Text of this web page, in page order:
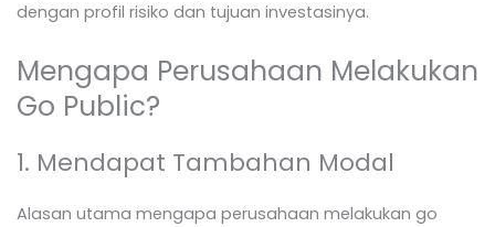
dengan profil risiko dan tujuan investasinya.
Mengapa Perusahaan Melakukan
Go Public?
1. Mendapat Tambahan Modal
Alasan utama mengapa perusahaan melakukan go